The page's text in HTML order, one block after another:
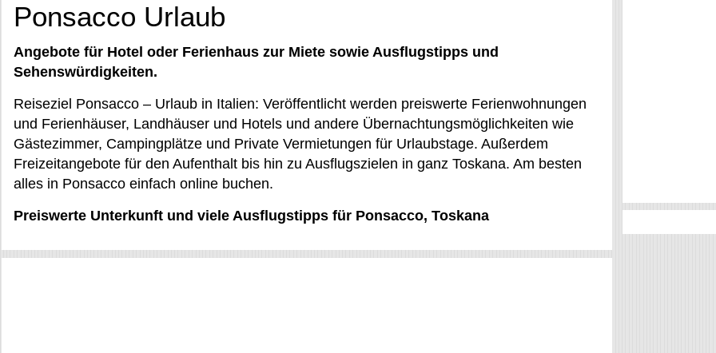
Ponsacco Urlaub
Angebote für Hotel oder Ferienhaus zur Miete sowie Ausflugstipps und
Sehenswürdigkeiten.
Reiseziel Ponsacco – Urlaub in Italien: Veröffentlicht werden preiswerte Ferienwohnungen
und Ferienhäuser, Landhäuser und Hotels und andere Übernachtungsmöglichkeiten wie
Gästezimmer, Campingplätze und Private Vermietungen für Urlaubstage. Außerdem
Freizeitangebote für den Aufenthalt bis hin zu Ausflugszielen in ganz Toskana. Am besten
alles in Ponsacco einfach online buchen.
Preiswerte Unterkunft und viele Ausflugstipps für Ponsacco, Toskana